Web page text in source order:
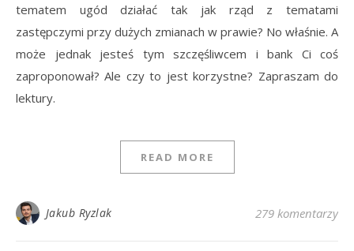
tematem ugód działać tak jak rząd z tematami
zastępczymi przy dużych zmianach w prawie? No właśnie. A
może jednak jesteś tym szczęśliwcem i bank Ci coś
zaproponował? Ale czy to jest korzystne? Zapraszam do
lektury.
READ MORE
Jakub Ryzlak 279 komentarzy